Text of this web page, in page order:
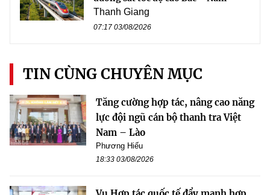
Thanh Giang
07:17 03/08/2026
TIN CÙNG CHUYÊN MỤC
Tăng cường hợp tác, nâng cao năng
lực đội ngũ cán bộ thanh tra Việt
Nam – Lào
Phương Hiếu
18:33 03/08/2026